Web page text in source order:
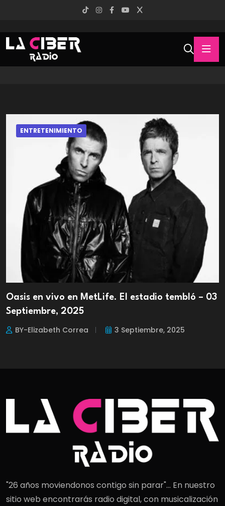
ENTRETENIMIENTO
Oasis en vivo en MetLife. El estadio tembló – 03
Septiembre, 2025
BY-Elizabeth Correa 3 Septiembre, 2025
"26 años moviendonos contigo sin parar"... En nuestro
sitio web encontrarás radio digital, con musicalización